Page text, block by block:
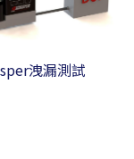
洩漏測試